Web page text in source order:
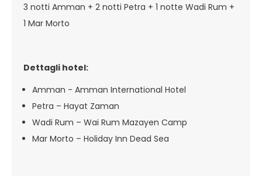
3 notti Amman + 2 notti Petra + 1 notte Wadi Rum +
1 Mar Morto
Dettagli hotel:
Amman - Amman International Hotel
Petra – Hayat Zaman
Wadi Rum – Wai Rum Mazayen Camp
Mar Morto – Holiday Inn Dead Sea